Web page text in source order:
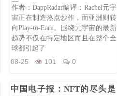
用
作者：DappRadar编译：Rachel元宇
宙正在制造热点炒作，而亚洲则转
向Play-to-Earn。围绕元宇宙的最新
趋势不仅在特定地区而且在整个全
球都引起了
08-25 101 0
中国电子报：NFT的尽头是